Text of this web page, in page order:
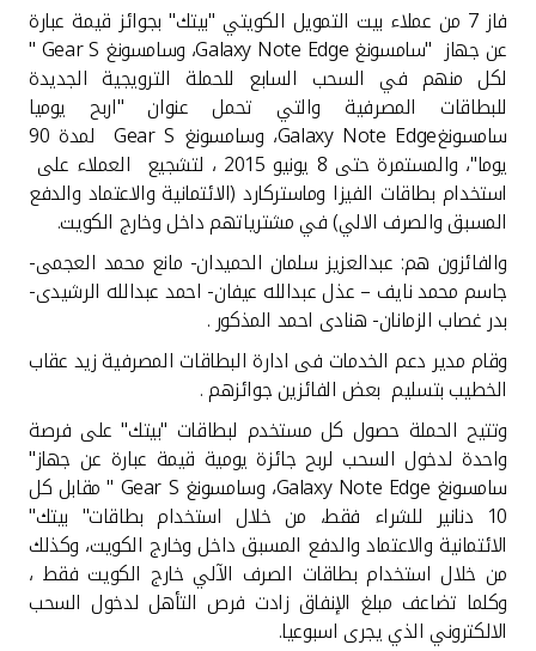
خدمات ما بعد البيع
اتصل بنا
مواقع الفروع وأجهزة الصرف الآلي
ألمانيا
ماليزيا
تركيا
مصر
المملكة المتحدة
مملكة البحرين
فاز 7 من عملاء بيت التمويل الكويتي "بيتك" بجوائز قيمة عبارة
عن جهاز "سامسونغ ، وسامسونغ Gear S "
لكل منهم في السحب السابع للحملة الترويجية الجديدة
للبطاقات المصرفية والتي تحمل عنوان "اربح يوميا
سامسونغGalaxy Note Edge، وسامسونغ لمدة 90
يوما"، والمستمرة حتى 8 يونيو 2015 ، لتشجيع العملاء على
استخدام بطاقات الفيزا وماستركارد (الائتمانية والاعتماد والدفع
المسبق والصرف الالي) في مشترياتهم داخل وخارج الكويت.
والفائزون هم: عبدالعزيز سلمان الحميدان- مانع محمد العجمى-
جاسم محمد نايف – عذل عبدالله عيفان- احمد عبدالله الرشيدى-
بدر غصاب الزمانان- هنادى احمد المذكور.
وقام مدير دعم الخدمات فى ادارة البطاقات المصرفية زيد عقاب
الخطيب بتسليم بعض الفائزين جوائزهم.
وتتيح الحملة حصول كل مستخدم لبطاقات "بيتك" على فرصة
واحدة لدخول السحب لربح جائزة يومية قيمة عبارة عن جهاز"
سامسونغ ، وسامسونغ مقابل كل
10 دنانير للشراء فقط، من خلال استخدام بطاقات" بيتك"
الائتمانية والاعتماد والدفع المسبق داخل وخارج الكويت، وكذلك
من خلال استخدام بطاقات الصرف الآلي خارج الكويت فقط ،
وكلما تضاعف مبلغ الإنفاق زادت فرص التأهل لدخول السحب
الالكتروني الذي يجرى اسبوعيا.